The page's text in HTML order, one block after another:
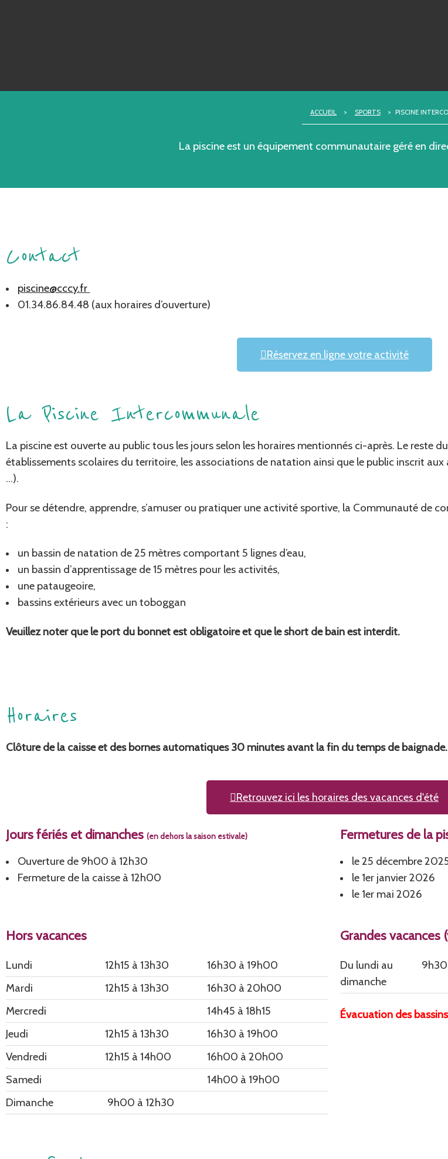
ACCUEIL > SPORTS > PISCINE
La piscine est un équipement communautaire géré en
Contact
piscine@cccy.fr
01.34.86.84.48 (aux horaires d’ouverture)
Réservez en ligne votre activité
La Piscine Intercommunale
La piscine est ouverte au public tous les jours selon les horaires mentionnés ci-après. Le reste
établissements scolaires du territoire, les associations de natation ainsi que le public inscrit
…).
Pour se détendre, apprendre, s’amuser ou pratiquer une activité sportive, la Communauté de
:
un bassin de natation de 25 mètres comportant 5 lignes d’eau,
un bassin d’apprentissage de 15 mètres pour les activités,
une pataugeoire,
bassins extérieurs avec un toboggan
Veuillez noter que le port du bonnet est obligatoire et que le short de bain est interdit.
Horaires
Clôture de la caisse et des bornes automatiques 30 minutes avant la fin du temps de baignade.
Retrouvez ici les horaires des vacances d'été
Jours fériés et dimanches (en dehors la saison estivale)
Ouverture de 9h00 à 12h30
Fermeture de la caisse à 12h00
Fermetures de la
le 25 décembre
le 1er janvier 2026
le 1er mai 2026
Hors vacances
Lundi 12h15 à 13h30
16h30 à 19h00
Mardi
12h15 à 13h30
16h30 à 20h00
Mercredi
14h45 à 18h15
Jeudi
12h15 à 13h30
16h30 à 19h00
Vendredi
12h15 à 14h00
16h00 à 20h00
Samedi
14h00 à 19h00
Dimanche
9h00 à 12h30
Grandes vacances
Du lundi au
dimanche
9h30
Évacuation des